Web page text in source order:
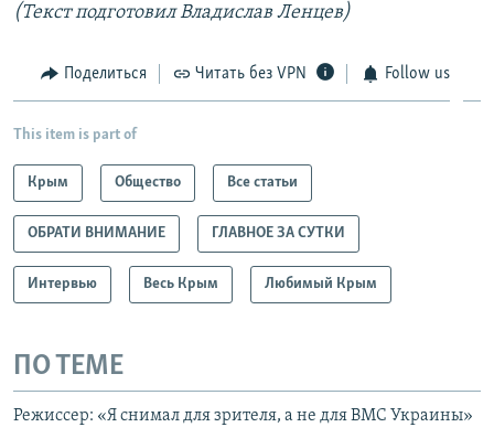
(Текст подготовил Владислав Ленцев)
Поделиться Читать без VPN Follow us
This item is part of
Крым Общество Все статьи
ОБРАТИ ВНИМАНИЕ ГЛАВНОЕ ЗА СУТКИ
Интервью Весь Крым Любимый Крым
ПО ТЕМЕ
Режиссер: «Я снимал для зрителя, а не для ВМС Украины»